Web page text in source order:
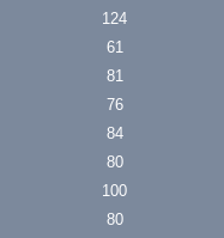
124
61
81
76
84
80
100
80